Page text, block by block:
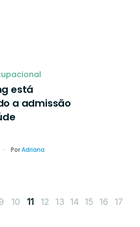
está
a admissão
PorAdriana
10 11 12 13 14 15 16 17